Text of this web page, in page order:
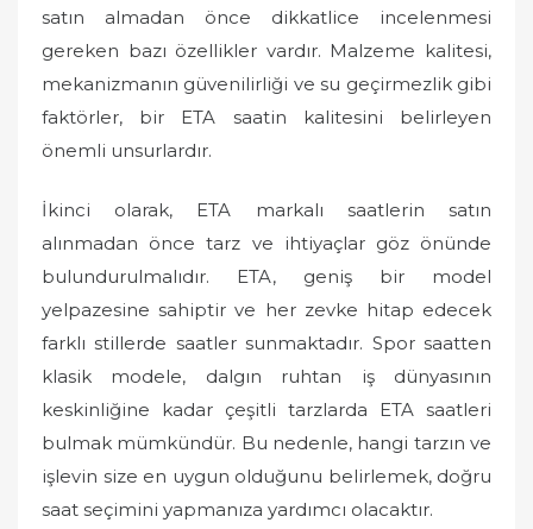
satın almadan önce dikkatlice incelenmesi
gereken bazı özellikler vardır. Malzeme kalitesi,
mekanizmanın güvenilirliği ve su geçirmezlik gibi
faktörler, bir ETA saatin kalitesini belirleyen
önemli unsurlardır.
İkinci olarak, ETA markalı saatlerin satın
alınmadan önce tarz ve ihtiyaçlar göz önünde
bulundurulmalıdır. ETA, geniş bir model
yelpazesine sahiptir ve her zevke hitap edecek
farklı stillerde saatler sunmaktadır. Spor saatten
klasik modele, dalgın ruhtan iş dünyasının
keskinliğine kadar çeşitli tarzlarda ETA saatleri
bulmak mümkündür. Bu nedenle, hangi tarzın ve
işlevin size en uygun olduğunu belirlemek, doğru
saat seçimini yapmanıza yardımcı olacaktır.